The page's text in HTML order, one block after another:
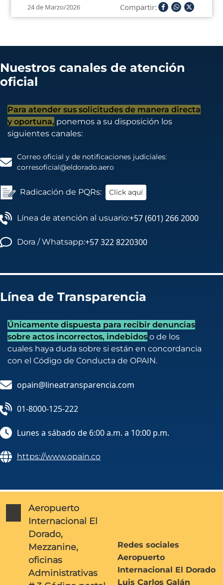
24 de Marzo/2026 Compartir:
Nuestros canales de atención
oficial
Para atender sus solicitudes de manera directa
y oportuna, ponemos a su disposición los
siguientes canales:
Correo oficial y de notificaciones judiciales:
corresoficial@eldorado.aero
Radicación de PQRs: Click aquí
Línea de atención al usuario:+57 (601) 266 2000
Dora / Whatsapp:+57 322 8220300
Línea de Transparencia
Únicamente dispuesta para recibir denuncias
sobre actos incorrectos, indebidos o de los
cuales haya duda sobre si están en concordancia
con el Código de Conducta de OPAIN.
opain@lineatransparencia.com
01-8000-125-222
Lunes a sábado de 6:00 a.m. a 10:00 p.m.
https://www.opain.co
Aeropuerto
Internacional El
Dorado,
Mezzanine,
oficinas
Administrativas
Redes sociales
Aeropuerto
Internacional El Dorado
Luis Carlos Galán